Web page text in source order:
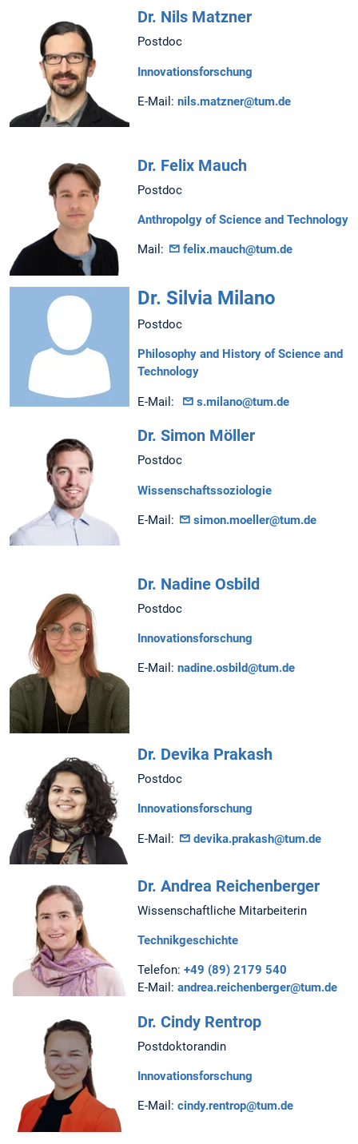
Dr. Nils Matzner
Postdoc
Innovationsforschung
E-Mail: nils.matzner@tum.de
Dr. Felix Mauch
Postdoc
Anthropolgy of Science and Technology
Mail: felix.mauch@tum.de
Dr. Silvia Milano
Postdoc
Philosophy and History of Science and
Technology
E-Mail: s.milano@tum.de
Dr. Simon Möller
Postdoc
Wissenschaftssoziologie
E-Mail: simon.moeller@tum.de
Dr. Nadine Osbild
Postdoc
Innovationsforschung
E-Mail: nadine.osbild@tum.de
Dr. Devika Prakash
Postdoc
Innovationsforschung
E-Mail: devika.prakash@tum.de
Dr. Andrea Reichenberger
Wissenschaftliche Mitarbeiterin
Technikgeschichte
Telefon: +49 (89) 2179 540
E-Mail: andrea.reichenberger@tum.de
Dr. Cindy Rentrop
Postdoktorandin
Innovationsforschung
E-Mail: cindy.rentrop@tum.de